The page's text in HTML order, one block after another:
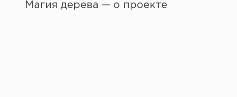
Магия дерева — о проекте